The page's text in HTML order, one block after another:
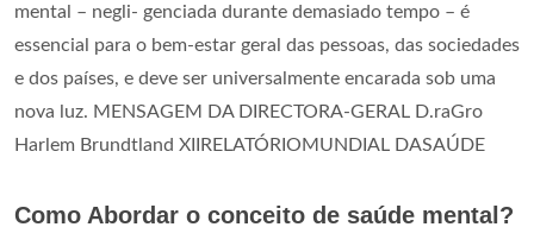
mental – negli- genciada durante demasiado tempo – é
essencial para o bem-estar geral das pessoas, das sociedades
e dos países, e deve ser universalmente encarada sob uma
nova luz. MENSAGEM DA DIRECTORA-GERAL D.raGro
Harlem Brundtland XIIRELATÓRIOMUNDIAL DASAÚDE
Como Abordar o conceito de saúde mental?